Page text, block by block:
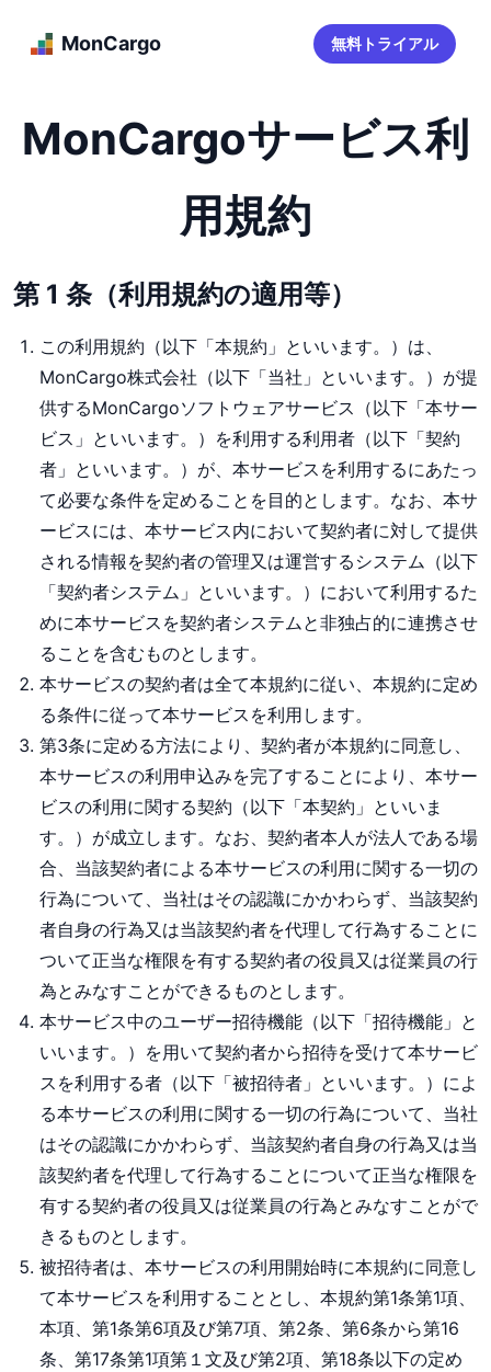
MonCargo 無料トライアル
MonCargoサービス利
用規約
第 1 条（利用規約の適用等）
この利用規約（以下「本規約」といいます。）は、
MonCargo株式会社（以下「当社」といいます。）が提
供するMonCargoソフトウェアサービス（以下「本サー
ビス」といいます。）を利用する利用者（以下「契約
者」といいます。）が、本サービスを利用するにあたっ
て必要な条件を定めることを目的とします。なお、本サ
ービスには、本サービス内において契約者に対して提供
される情報を契約者の管理又は運営するシステム（以下
「契約者システム」といいます。）において利用するた
めに本サービスを契約者システムと非独占的に連携させ
ることを含むものとします。
本サービスの契約者は全て本規約に従い、本規約に定め
る条件に従って本サービスを利用します。
第3条に定める方法により、契約者が本規約に同意し、
本サービスの利用申込みを完了することにより、本サー
ビスの利用に関する契約（以下「本契約」といいま
す。）が成立します。なお、契約者本人が法人である場
合、当該契約者による本サービスの利用に関する一切の
行為について、当社はその認識にかかわらず、当該契約
者自身の行為又は当該契約者を代理して行為することに
ついて正当な権限を有する契約者の役員又は従業員の行
為とみなすことができるものとします。
本サービス中のユーザー招待機能（以下「招待機能」と
いいます。）を用いて契約者から招待を受けて本サービ
スを利用する者（以下「被招待者」といいます。）によ
る本サービスの利用に関する一切の行為について、当社
はその認識にかかわらず、当該契約者自身の行為又は当
該契約者を代理して行為することについて正当な権限を
有する契約者の役員又は従業員の行為とみなすことがで
きるものとします。
被招待者は、本サービスの利用開始時に本規約に同意し
て本サービスを利用することとし、本規約第1条第1項、
本項、第1条第6項及び第7項、第2条、第6条から第16
条、第17条第1項第１文及び第2項、第18条以下の定め